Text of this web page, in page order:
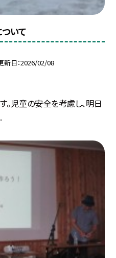
いて
新日 2026/02/08
児童の安全を考慮し、明日